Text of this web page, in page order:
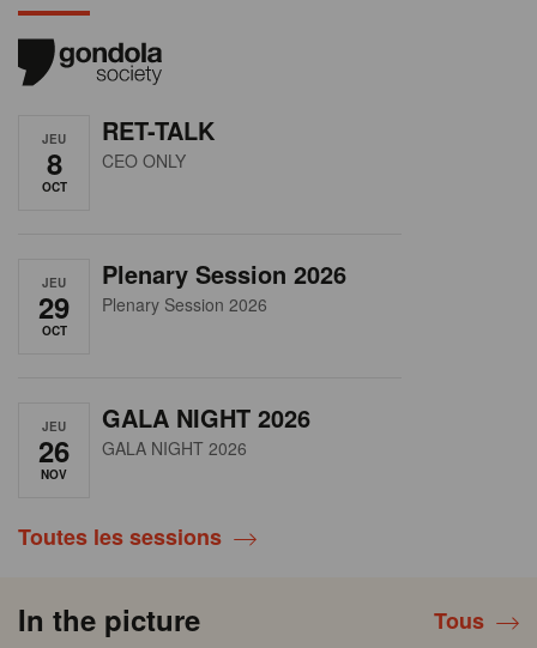
JEU
8
OCT
RET-TALK
CEO ONLY
JEU
29
OCT
Plenary Session 2026
Plenary Session 2026
JEU
26
NOV
GALA NIGHT 2026
GALA NIGHT 2026
Toutes les sessions
In the picture Tous